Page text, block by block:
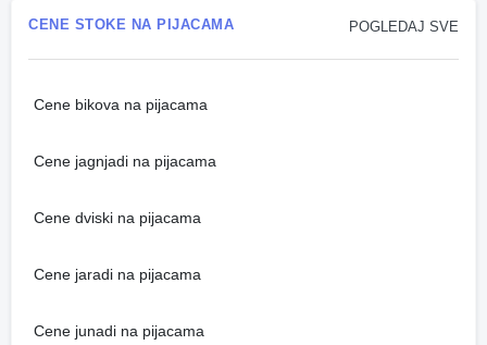
POGLEDAJ SVE
CENE STOKE NA PIJACAMA
Cene bikova na pijacama
Cene jagnjadi na pijacama
Cene dviski na pijacama
Cene jaradi na pijacama
Cene junadi na pijacama